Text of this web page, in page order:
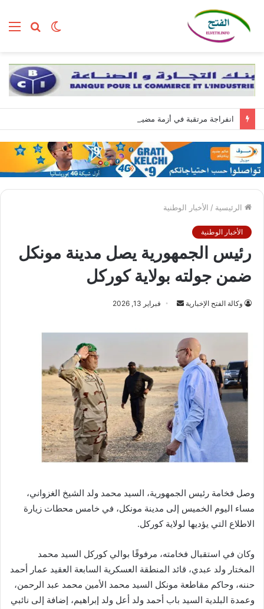
بحث الوضع
الرئيسية / الأخبار الوطنية
الأخبار الوطنية
رئيس الجمهورية يصل مدينة مونكل
ضمن جولته بولاية كوركل
وكالة الفتح الإخبارية
أرسل
إلكترونيا
فبراير 13, 2026
وصل فخامة رئيس الجمهورية، السيد محمد ولد الشيخ الغزواني،
مساء اليوم الخميس إلى مدينة مونكل، في خامس محطات زيارة
الاطلاع التي يؤديها لولاية كوركل.
وكان في استقبال فخامته، مرفوقًا بوالي كوركل السيد محمد
المختار ولد عبدي، قائد المنطقة العسكرية السابعة العقيد عمار أحمد
حننه، وحاكم مقاطعة مونكل السيد محمد الأمين محمد عبد الرحمن،
وعمدة البلدية السيد باب أحمد ولد أعل ولد إبراهيم، إضافة إلى نائبي